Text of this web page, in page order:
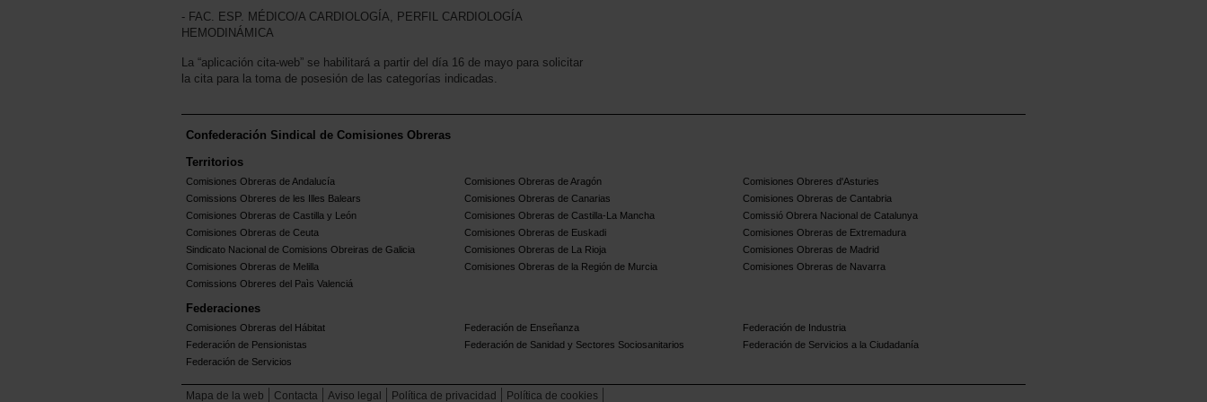
- FAC. ESP. MÉDICO/A CARDIOLOGÍA, PERFIL CARDIOLOGÍA
HEMODINÁMICA
La “aplicación cita-web” se habilitará a partir del día 16 de mayo para solicitar
la cita para la toma de posesión de las categorías indicadas.
Confederación Sindical de Comisiones Obreras
Territorios
Comisiones Obreras de Andalucía Comisiones Obreras de Aragón
Comisiones Obreres d'Asturies
Comissions Obreres de les Illes Balears
Comisiones Obreras de Canarias
Comisiones Obreras de Cantabria
Comisiones Obreras de Castilla y León
Comisiones Obreras de Castilla-La Mancha
Comissió Obrera Nacional de Catalunya
Comisiones Obreras de Ceuta
Comisiones Obreras de Euskadi
Comisiones Obreras de Extremadura
Sindicato Nacional de Comisions Obreiras de Galicia
Comisiones Obreras de La Rioja
Comisiones Obreras de Madrid
Comisiones Obreras de Melilla
Comisiones Obreras de la Región de Murcia
Comisiones Obreras de Navarra
Comissions Obreres del Paìs Valenciá
Federaciones
Comisiones Obreras del Hábitat Federación de Enseñanza
Federación de Industria
Federación de Pensionistas
Federación de Sanidad y Sectores Sociosanitarios
Federación de Servicios a la Ciudadanía
Federación de Servicios
Mapa de la web Contacta Aviso legal Política de privacidad Política de cookies